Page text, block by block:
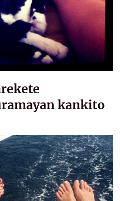
kankito